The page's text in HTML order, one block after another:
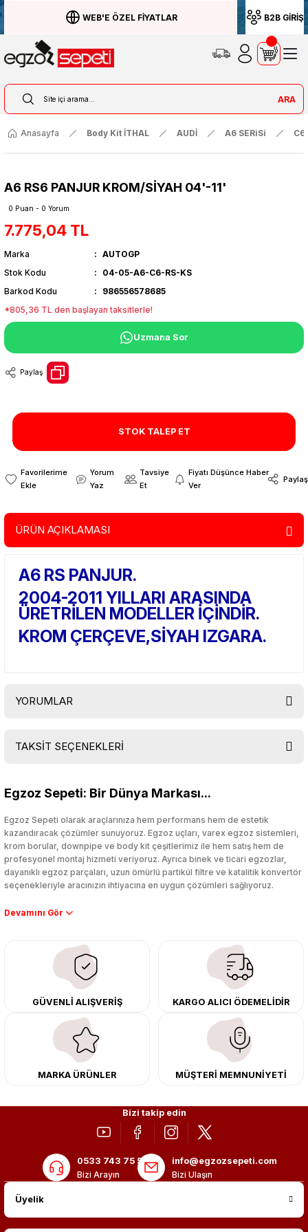
WEB'E ÖZEL FİYATLAR B2B GİRİŞ
ARA
Anasayfa Body Kit İTHAL AUDİ A6 SERiSi
A6 RS6 PANJUR KROM/SİYAH 04'-11'
0 Puan - 0 Yorum
7.775,04 TL
Marka
AUTOGP
Stok Kodu
04-05-A6-C6-RS-KS
Barkod Kodu
986556578685
*805,36 TL den başlayan taksitlerle!
Uzmana Sor
Paylaş
STOK TALEP ET
Yorum
Yaz
Tavsiye
Et
Fiyatı Düşünce Haber
Ver
Paylaş
ÜRÜN AÇIKLAMASI
A6 RS PANJUR.
2004-2011 YILLARI ARASINDA
ÜRETRİLEN MODELLER İÇİNDİR.
KROM ÇERÇEVE,SİYAH IZGARA.
YORUMLAR
TAKSİT SEÇENEKLERİ
Egzoz Sepeti: Bir Dünya Markası...
Egzoz Sepeti olarak araçlarınıza hem performans hem de estetik
kazandıracak çözümler sunuyoruz. Egzoz uçları, varex egzoz sistemleri,
krom borular, downpipe ve body kit çeşitlerimiz ile hem satış hem de
profesyonel montaj hizmeti veriyoruz. Ayrıca binek ve ticari egzozlar,
dayanıklı egzoz parçaları, uzun ömürlü partikül filtre ve katalitik konvertör
seçenekleriyle aracınızın ihtiyacına en uygun çözümleri sağlıyoruz.
Performans artışı isteyen sürücüler için özel performans egzozları ve
çıkma orijinal ürünler ile yenileyebilir, body kit uygulamalarıyla aracınızın
tasarımını ve aerodinamisini üst seviyeye taşıyabilirsiniz.
Tüm ürünlerimiz orijinal, dayanıklı ve uzun ömürlüdür. İstanbul’daki montaj
merkezimizde profesyonel montaj yapıyor, Türkiye’nin her yerine güvenli
kargo ile teslimat gerçekleştiriyoruz. Aracınıza değer katmak için doğru
adres: Egzoz Sepeti.
GÜVENLİ ALIŞVERİŞ KARGO ALICI ÖDEMELİDİR
MARKA ÜRÜNLER MÜŞTERİ MEMNUNİYETİ
Bizi takip edin
0533 743 75 56
Bizi Arayın
info@egzozsepeti.com
Bizi Ulaşın
Üyelik